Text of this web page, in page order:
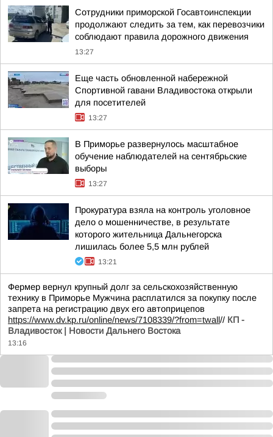
Сотрудники приморской Госавтоинспекции
продолжают следить за тем, как перевозчики
соблюдают правила дорожного движения
13:27
Еще часть обновленной набережной
Спортивной гавани Владивостока открыли
для посетителей
13:27
В Приморье развернулось масштабное
обучение наблюдателей на сентябрьские
выборы
13:27
Прокуратура взяла на контроль уголовное
дело о мошенничестве, в результате
которого жительница Дальнегорска
лишилась более 5,5 млн рублей
13:21
Фермер вернул крупный долг за сельскохозяйственную
технику в Приморье Мужчина расплатился за покупку после
запрета на регистрацию двух его автоприцепов
https://www.dv.kp.ru/online/news/7108339/?from=twall// КП -
Владивосток | Новости Дальнего Востока
13:16